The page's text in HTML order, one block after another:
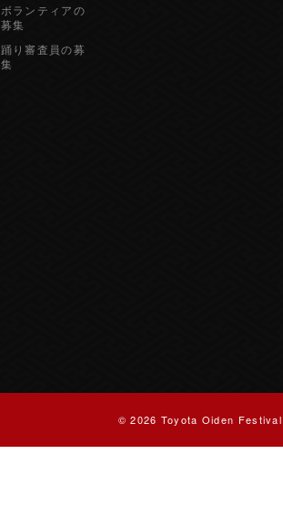
ボランティアの
募集
踊り審査員の募
集
© 2026 Toyota Oiden